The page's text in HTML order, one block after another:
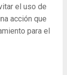
el uso de
acción que
para el